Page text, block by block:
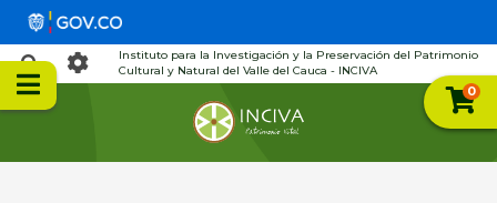
Instituto para la Investigación y la Preservación del Patrimonio
Cultural y Natural del Valle del Cauca - INCIVA
0